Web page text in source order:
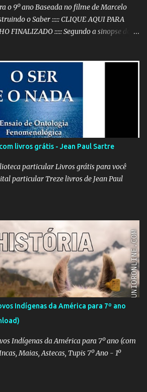
o 9º ano Baseada no filme de Marcelo
o Saber ::::: CLIQUE AQUI PARA
FINALIZADO ::::: Segundo a sinopse do
Documentário brasileiro
mostra como os grandes acontecimentos
histórias menores (mas não menos
despercebidas na maioria das vezes.
é um dos filmes mais poéticos da
está na combinação das imagens,
e, principalmente, na música. Clique
e a história do Alfaiate Voador, citado
a atenção dos alunos com um filme
livros grátis - Jean Paul Sartre
particular Livros grátis para você
particular Treze livros de Jean Paul
Indígenas da América para 7º ano
Indígenas da América para 7º ano (com
Maias, Astecas, Tupis 7º Ano - 1º